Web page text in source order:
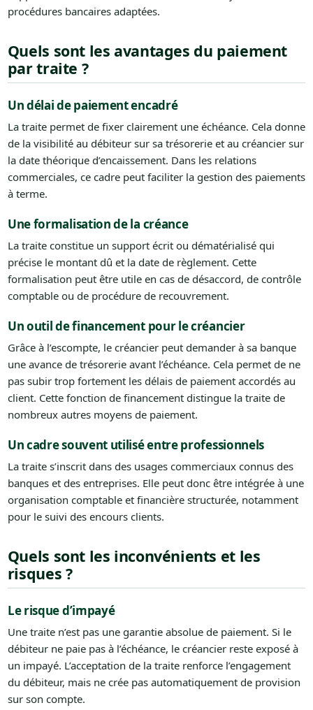
procédures bancaires adaptées.
Quels sont les avantages du paiement
par traite ?
Un délai de paiement encadré
La traite permet de fixer clairement une échéance. Cela donne
de la visibilité au débiteur sur sa trésorerie et au créancier sur
la date théorique d’encaissement. Dans les relations
commerciales, ce cadre peut faciliter la gestion des paiements
à terme.
Une formalisation de la créance
La traite constitue un support écrit ou dématérialisé qui
précise le montant dû et la date de règlement. Cette
formalisation peut être utile en cas de désaccord, de contrôle
comptable ou de procédure de recouvrement.
Un outil de financement pour le créancier
Grâce à l’escompte, le créancier peut demander à sa banque
une avance de trésorerie avant l’échéance. Cela permet de ne
pas subir trop fortement les délais de paiement accordés au
client. Cette fonction de financement distingue la traite de
nombreux autres moyens de paiement.
Un cadre souvent utilisé entre professionnels
La traite s’inscrit dans des usages commerciaux connus des
banques et des entreprises. Elle peut donc être intégrée à une
organisation comptable et financière structurée, notamment
pour le suivi des encours clients.
Quels sont les inconvénients et les
risques ?
Le risque d’impayé
Une traite n’est pas une garantie absolue de paiement. Si le
débiteur ne paie pas à l’échéance, le créancier reste exposé à
un impayé. L’acceptation de la traite renforce l’engagement
du débiteur, mais ne crée pas automatiquement de provision
sur son compte.